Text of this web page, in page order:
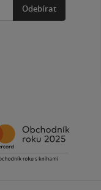
Odebírat